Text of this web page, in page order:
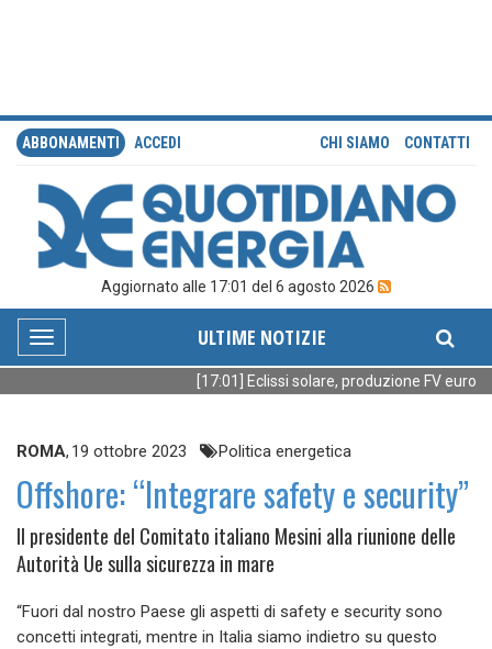
ABBONAMENTI ACCEDI CHI SIAMO CONTATTI
Aggiornato alle 17:01 del 6 agosto 2026
Toggle
navigation
ULTIME NOTIZIE
[17:01] Eclissi solare, produzione FV
ROMA, 19 ottobre 2023 Politica energetica
Offshore: “Integrare safety e security”
Il presidente del Comitato italiano Mesini alla riunione delle
Autorità Ue sulla sicurezza in mare
“Fuori dal nostro Paese gli aspetti di safety e security sono
concetti integrati, mentre in Italia siamo indietro su questo